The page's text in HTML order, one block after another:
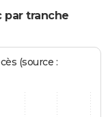
par tranche
(source :